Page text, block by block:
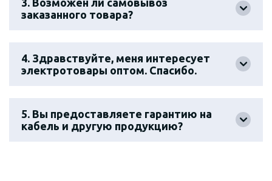
заказанного товара?
4. Здравствуйте, меня интересует
электротовары оптом. Спасибо.
5. Вы предоставляете гарантию на
кабель и другую продукцию?